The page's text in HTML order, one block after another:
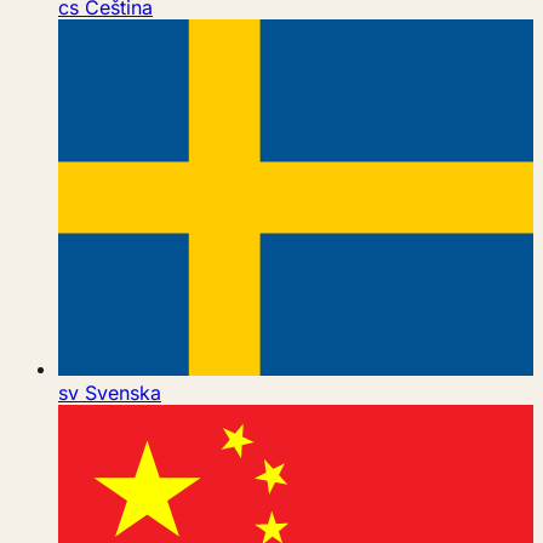
cs Čeština
sv Svenska